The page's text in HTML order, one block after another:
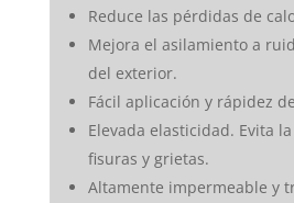
Reduce las pérdidas de
Mejora el asilamiento a
del exterior.
Fácil aplicación y rápidez
Elevada elasticidad. Evita
fisuras y grietas.
Altamente impermeable y